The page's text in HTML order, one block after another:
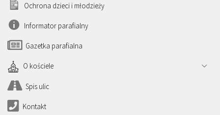
Ochrona dzieci i młodzieży
Informator parafialny
Gazetka parafialna
O kościele
Spis ulic
Kontakt